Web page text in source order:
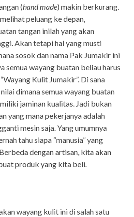
(hand made) makin berkurang.
peluang ke depan,
tangan inilah yang akan
Akan tetapi hal yang musti
sosok dan nama Pak Jumakir ini
semua wayang buatan beliau harus
Kulit Jumakir”. Di sana
dimana semua wayang buatan
jaminan kualitas. Jadi bukan
yang mana pekerjanya adalah
mesin saja. Yang umumnya
tahu siapa “manusia” yang
dengan artisan, kita akan
produk yang kita beli.
wayang kulit ini di salah satu